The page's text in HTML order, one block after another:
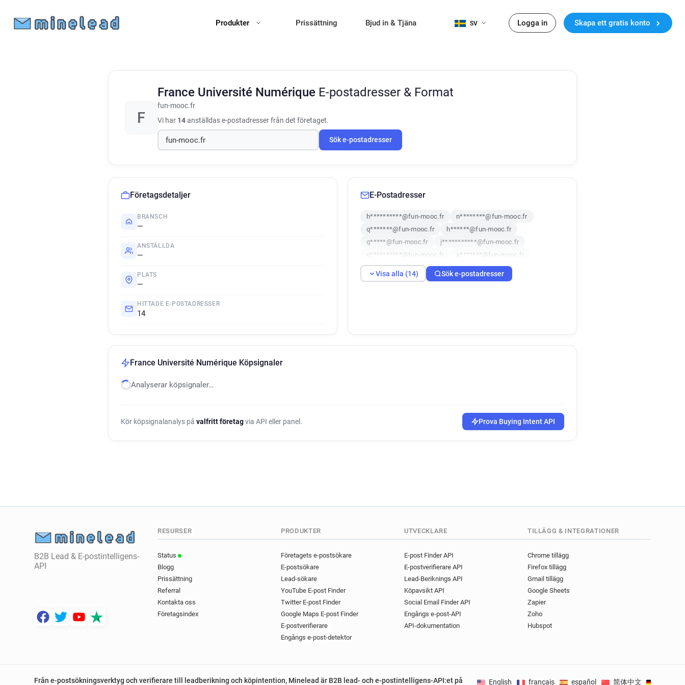
Produkter Prissättning Bjud in & Tjäna SV Logga in Skapa ett gratis konto
F
France Université Numérique E-postadresser & Format
fun-mooc.fr
Vi har 14anställdas e-postadresser från det företaget.
Sök e-postadresser
Företagsdetaljer
BRANSCH
—
ANSTÄLLDA
—
PLATS
—
HITTADE E-POSTADRESSER
14
E-Postadresser
h**********@fun-mooc.fr
n********@fun-mooc.fr
q*******@fun-mooc.fr
h******@fun-mooc.fr
q*****@fun-mooc.fr
j***********@fun-mooc.fr
o**********@fun-mooc.fr
s*******@fun-mooc.fr
a***********@fun-mooc.fr
x*******@fun-mooc.fr
n********@fun-mooc.fr
w*********@fun-mooc.fr
Visa alla (14) Sök e-postadresser
France Université Numérique Köpsignaler
Analyserar köpsignaler…
Kör köpsignalanalys på valfritt företagvia API eller panel. Prova Buying Intent API
B2B Lead & E-postintelligens-
API
RESURSER
Status
Blogg
Prissättning
Referral
Kontakta oss
Företagsindex
PRODUKTER
Företagets e-postsökare
E-postsökare
Lead-sökare
YouTube E-post Finder
Twitter E-post Finder
Google Maps E-post Finder
E-postverifierare
Engångs e-post-detektor
UTVECKLARE
E-post Finder API
E-postverifierare API
Lead-Beriknings API
Köpavsikt API
Social Email Finder API
Engångs e-post-API
API-dokumentation
TILLÄGG & INTEGRATIONER
Chrome tillägg
Firefox tillägg
Gmail tillägg
Google Sheets
Zapier
Zoho
Hubspot
Från e-postsökningsverktyg och verifierare till leadberikning och köpintention, Minelead är B2B lead- och e-postintelligens-API:et på
English français español 简体中文